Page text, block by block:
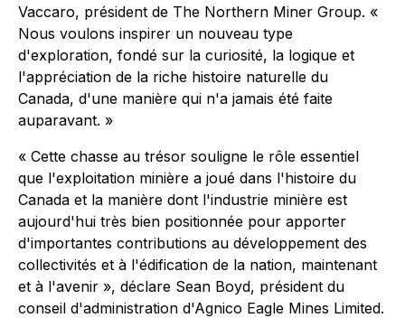
Vaccaro, président de The Northern Miner Group. «
Nous voulons inspirer un nouveau type
d'exploration, fondé sur la curiosité, la logique et
l'appréciation de la riche histoire naturelle du
Canada, d'une manière qui n'a jamais été faite
auparavant. »
« Cette chasse au trésor souligne le rôle essentiel
que l'exploitation minière a joué dans l'histoire du
Canada et la manière dont l'industrie minière est
aujourd'hui très bien positionnée pour apporter
d'importantes contributions au développement des
collectivités et à l'édification de la nation, maintenant
et à l'avenir », déclare Sean Boyd, président du
conseil d'administration d'Agnico Eagle Mines Limited.